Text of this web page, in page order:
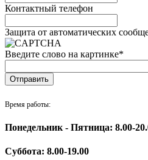
Контактный телефон
Защита от автоматических
Введите слово на картинке*
Время работы:
Понедельник - Пятница: 8.00-
Суббота: 8.00-19.00